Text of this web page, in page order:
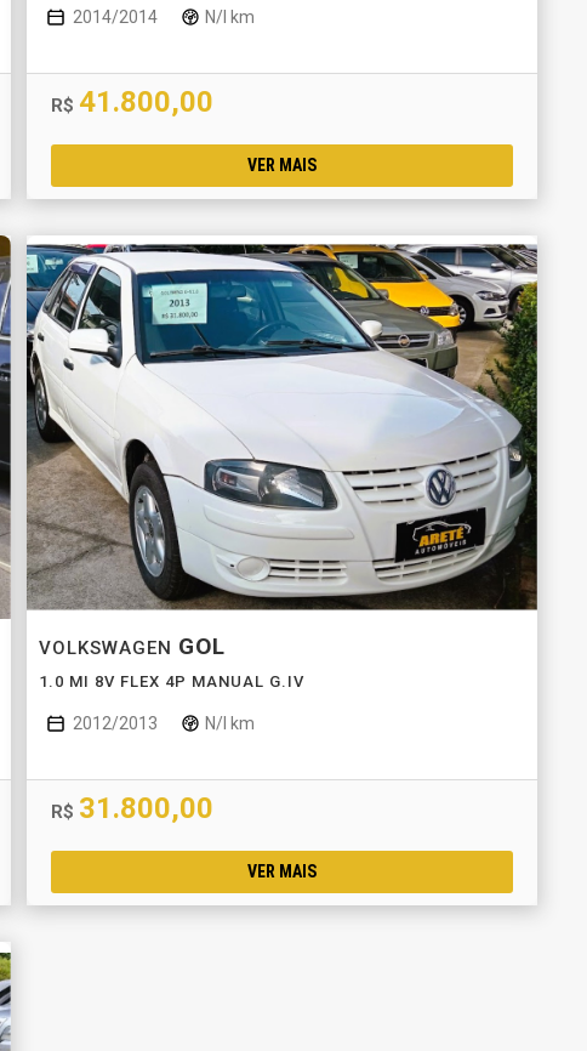
2014/2014 N/I km
R$41.800,00
VER MAIS
VOLKSWAGEN GOL
1.0 MI 8V FLEX 4P MANUAL G.IV
2012/2013 N/I km
R$ 31.800,00
VER MAIS